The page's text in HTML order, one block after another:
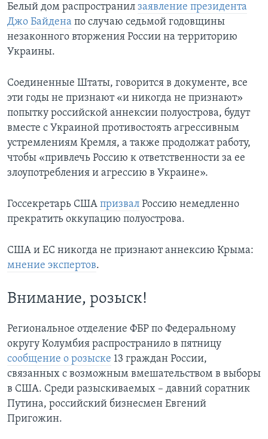
Белый дом распространил заявление президента
Джо Байдена по случаю седьмой годовщины
незаконного вторжения России на территорию
Украины.
Соединенные Штаты, говорится в документе, все
эти годы не признают «и никогда не признают»
попытку российской аннексии полуострова, будут
вместе с Украиной противостоять агрессивным
устремлениям Кремля, а также продолжат работу,
чтобы «привлечь Россию к ответственности за ее
злоупотребления и агрессию в Украине».
Госсекретарь США призвал Россию немедленно
прекратить оккупацию полуострова.
США и ЕС никогда не признают аннексию Крыма:
мнение экспертов.
Внимание, розыск!
Региональное отделение ФБР по Федеральному
округу Колумбия распространило в пятницу
сообщение о розыске 13 граждан России,
связанных с возможным вмешательством в выборы
в США. Среди разыскиваемых – давний соратник
Путина, российский бизнесмен Евгений
Пригожин.